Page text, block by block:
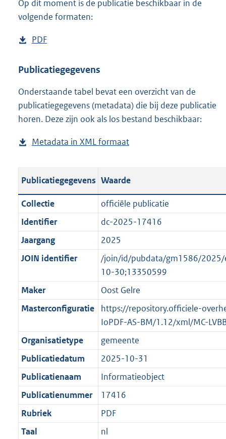
e
n
Op dit moment is de publicatie beschikbaar in de
volgende formaten:
D
w
l
o
a
p
b
i
c
a
t
i
i
n
f
r
m
a
a
t
PDF
s
a
n
d
g
o
t
t
e
:
o
b
e
k
n
d
Publicatiegegevens
Onderstaande tabel bevat een overzicht van de
publicatiegegevens (metadata) die bij deze publicatie
horen. Deze zijn ook als los bestand beschikbaar:
Metadata in XML formaat
t
a
n
d
g
r
o
o
t
t
e
:
1
K
b
Publicatiegegevens Waarde
Collectie
officiële publicatie
Identifier
dc-2025-17416
Jaargang
2025
JOIN identifier
/join/id/pubdata/gm1586/
10-30;13350599
Maker
Oost Gelre
Masterconfiguratie
https://repository.officiele-
IoPDF-AS-BM/1.12/xml/MC-
Organisatietype
gemeente
Publicatiedatum
2025-10-31
Publicatienaam
Informatieobject
Publicatienummer
17416
Rubriek
PDF
Taal
nl